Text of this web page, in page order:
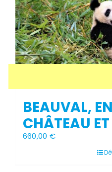
BEAUVAL,
CHÂTEAU
660,00 €